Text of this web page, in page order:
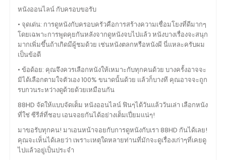
หนังออนไลน์ กับครอบขอรับ
• จุดเด่น: การดูหนังกับครอบครัวคือการสร้างความเชื่อมโยงที่ดีมากๆ
โดยเฉพาะการพูดคุยกันหลังจากดูหนังจบไปแล้ว หนังบางเรื่องจะสนุก
มากเพิ่มขึ้นถ้าเกิดมีผู้ชมด้วย เช่นหนังตลกหรือหนังผี นี่แหละครับผม
เป็นข้อดี
• ข้อด้อย: คุณจึงควรเลือกหนังให้เหมาะกับทุกคนด้วย บางครั้งอาจจะ
มิได้เลือกตามใจตัวเอง 100% ขนาดนั้นด้วย แล้วก็บางที คุณอาจจะถูก
รบกวนระหว่างดูด้วยด้วยเหมือนกัน
88HD จัดให้แบบจัดเต็ม หนังออนไลน์ ฟินๆได้วันแล้ววันเล่า เลือกหนัง
ที่ใช่ ซีรีส์ที่ชอบ เอนจอยกันได้อย่างเต็มเปี่ยมแน่ๆ!
มาขอรับทุกคน! มาเอนหน้าจอยกับการดูหนังกับเรา 88HD กันได้เลย!
คุณจะเห็นได้เลยว่า เพราะเหตุใดหลายท่านที่มักจะดูเรื่องเก่าๆที่เคยดู
ไปแล้วอยู่เป็นประจำ